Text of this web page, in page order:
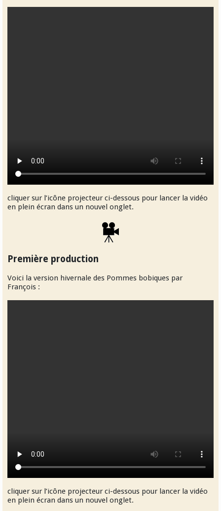
cliquer sur l’icône projecteur ci-dessous pour lancer la vidéo
en plein écran dans un nouvel onglet.
Première production
Voici la version hivernale des Pommes bobiques par
François :
cliquer sur l’icône projecteur ci-dessous pour lancer la vidéo
en plein écran dans un nouvel onglet.